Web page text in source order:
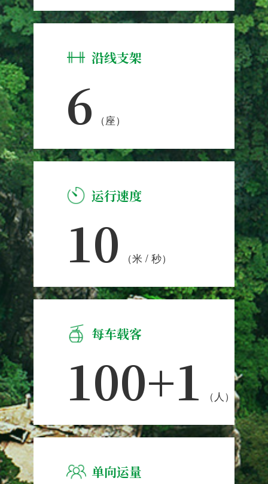
沿线支架
6 （座）
运行速度
10 （米 / 秒）
每车载客
100+1 （人）
单向运量